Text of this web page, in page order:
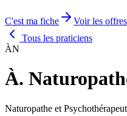
C'est ma fiche
Voir les offres
Tous les praticiens
ÀN
À.
Naturopathe et